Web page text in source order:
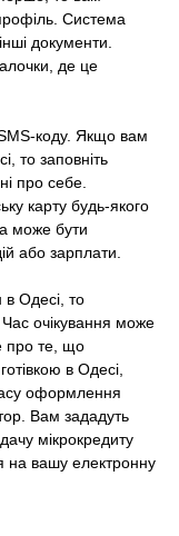
Система
документи.
де це
коду. Якщо вам
то заповніть
про себе.
карту будь-якого
може бути
або зарплати.
Одесі, то
очікування може
про те, що
в Одесі,
оформлення
Вам зададуть
мікрокредиту
на вашу електронну